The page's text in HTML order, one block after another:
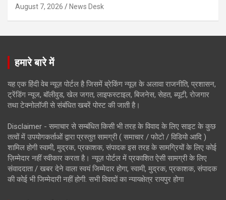
August 7, 2026 News Desk
हमारे बारे में
यह एक हिंदी वेब न्यूज़ पोर्टल है जिसमें ब्रेकिंग न्यूज़ के अलावा राजनीति, प्रशासन,
ट्रेंडिंग न्यूज, बॉलीवुड, खेल जगत, लाइफस्टाइल, बिजनेस, सेहत, ब्यूटी, रोजगार
तथा टेक्नोलॉजी से संबंधित खबरें पोस्ट की जाती है।
Disclaimer - समाचार से सम्बंधित किसी भी तरह के विवाद के लिए साइट के कुछ
तत्वों में उपयोगकर्ताओं द्वारा प्रस्तुत सामग्री ( समाचार / फोटो / विडियो आदि )
शामिल होगी स्वामी, मुद्रक, प्रकाशक, संपादक इस तरह के सामग्रियों के लिए कोई
ज़िम्मेदार नहीं स्वीकार करता है। न्यूज़ पोर्टल में प्रकाशित ऐसी सामग्री के लिए
संवाददाता / खबर देने वाला स्वयं जिम्मेदार होगा, स्वामी, मुद्रक, प्रकाशक, संपादक
की कोई भी जिम्मेदारी नहीं होगी. सभी विवादों का न्यायक्षेत्र रायपुर होगा